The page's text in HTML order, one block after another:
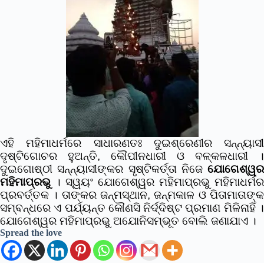
ଏହି ମହିମାଧର୍ମରେ ସାଧାରଣତଃ ଦୁଇଶ୍ରେଣୀର ସନ୍ନ୍ୟାସୀ
ଦୃଷ୍ଟିଗୋଚର ହୁଅନ୍ତି, କୌପୀନଧାରୀ ଓ ବଳ୍‌କଳଧାରୀ ।
ଦୁଇଗୋଷ୍ଠୀ ସନ୍ନ୍ୟାସୀଙ୍କର ସୃଷ୍ଟିକର୍ତ୍ତା ନିଜେ ଯୋଗେଶ୍ୱର
ମହିମାପ୍ରଭୁ । ସ୍ୱୟଂ ଯୋଗେଶ୍ୱର ମହିମାପ୍ରଭୁ ମହିମାଧର୍ମର
ପ୍ରବର୍ତ୍ତକ । ତାଙ୍କର ଜନ୍ମସ୍ଥାନ, ଜନ୍ମକାଳ ଓ ପିତାମାତାଙ୍କ
ସମ୍ବନ୍ଧରେ ଏ ପର୍ଯ୍ୟନ୍ତ କୌଣସି ନିର୍ଦ୍ଦିଷ୍ଟ ପ୍ରମାଣ ମିଳିନାହିଁ ।
ଯୋଗେଶ୍ୱର ମହିମାପ୍ରଭୁ ଅଯୋନିସମ୍ଭୂତ ବୋଲି ଜଣାଯାଏ ।
Spread the love